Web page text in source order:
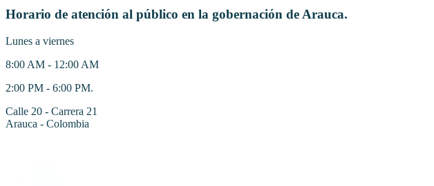
Horario de atención al público en la gobernación de Arauca.
Lunes a viernes
8:00 AM - 12:00 AM
2:00 PM - 6:00 PM.
Calle 20 - Carrera 21
Arauca - Colombia